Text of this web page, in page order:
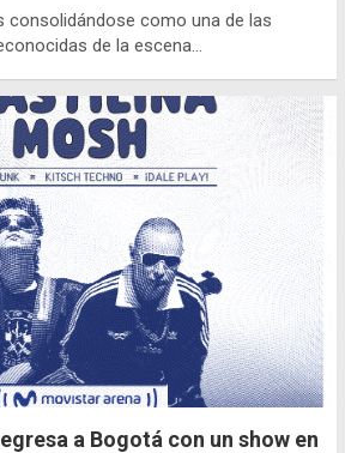
consolidándose como una de las
de la escena…
a Bogotá con un show en